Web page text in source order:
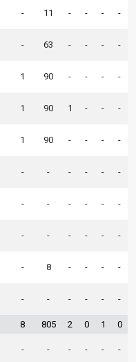
- 11 - - - -
- 63 - - - -
1 90 - - - -
1 90 1 - - -
1 90 - - - -
- - - - - -
- - - - - -
- - - - - -
- 8 - - - -
- - - - - -
8 805 2 0 1 0
- - - - - -